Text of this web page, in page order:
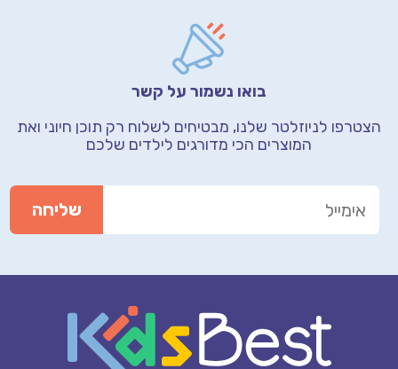
בואו נשמור על קשר
הצטרפו לניוזלטר שלנו, מבטיחים לשלוח רק תוכן חיוני ואת
המוצרים הכי מדורגים לילדים שלכם